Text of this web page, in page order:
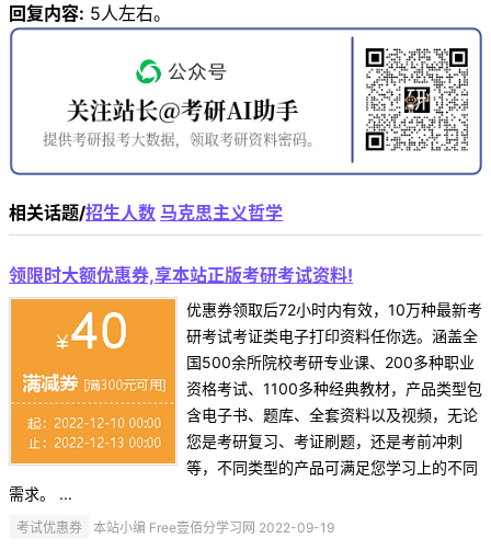
回复内容: 5人左右。
相关话题/招生人数 马克思主义哲学
领限时大额优惠券,享本站正版考研考试资料!
优惠券领取后72小时内有效，10万种最新考
研考试考证类电子打印资料任你选。涵盖全
国500余所院校考研专业课、200多种职业
资格考试、1100多种经典教材，产品类型包
含电子书、题库、全套资料以及视频，无论
您是考研复习、考证刷题，还是考前冲刺
等，不同类型的产品可满足您学习上的不同
需求。 ...
考试优惠券 本站小编 Free壹佰分学习网 2022-09-19